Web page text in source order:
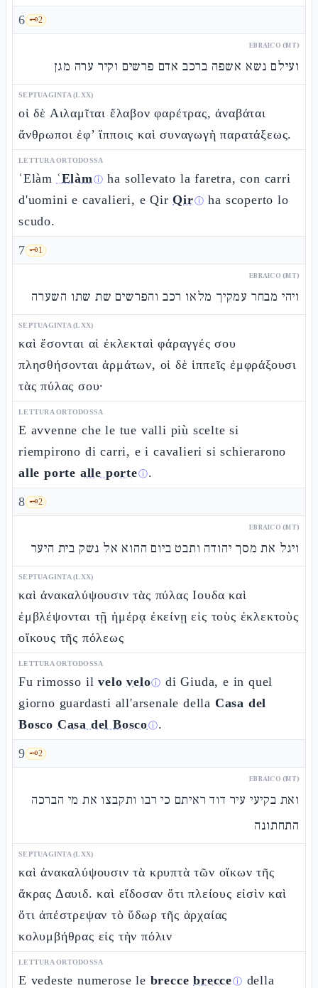
6 🗝️2
EBRAICO (MT)
ועילם נשא אשפה ברכב אדם פרשים וקיר ערה מגן
SEPTUAGINTA (LXX)
οἱ δὲ Αιλαμῖται ἔλαβον φαρέτρας, ἀναβάται
ἄνθρωποι ἐφ’ ἵπποις καὶ συναγωγὴ παρατάξεως.
LETTURA ORTODOSSA
ʿElàm ʿElàmⓘ ha sollevato la faretra, con carri
d'uomini e cavalieri, e Qir Qirⓘ ha scoperto lo
scudo.
7 🗝️1
EBRAICO (MT)
ויהי מבחר עמקיך מלאו רכב והפרשים שת שתו השערה
SEPTUAGINTA (LXX)
καὶ ἔσονται αἱ ἐκλεκταὶ φάραγγές σου
πλησθήσονται ἁρμάτων, οἱ δὲ ἱππεῖς ἐμφράξουσι
τὰς πύλας σου·
LETTURA ORTODOSSA
E avvenne che le tue valli più scelte si
riempirono di carri, e i cavalieri si schierarono
alle porte alle porteⓘ.
8 🗝️2
EBRAICO (MT)
ויגל את מסך יהודה ותבט ביום ההוא אל נשק בית היער
SEPTUAGINTA (LXX)
καὶ ἀνακαλύψουσιν τὰς πύλας Ιουδα καὶ
ἐμβλέψονται τῇ ἡμέρᾳ ἐκείνῃ εἰς τοὺς ἐκλεκτοὺς
οἴκους τῆς πόλεως
LETTURA ORTODOSSA
Fu rimosso ilvelo veloⓘ di Giuda, e in quel
giorno guardasti all'arsenale della Casa del
Bosco Casa del Boscoⓘ.
9 🗝️2
EBRAICO (MT)
ואת בקיעי עיר דוד ראיתם כי רבו ותקבצו את מי הברכה
התחתונה
SEPTUAGINTA (LXX)
καὶ ἀνακαλύψουσιν τὰ κρυπτὰ τῶν οἴκων τῆς
ἄκρας Δαυιδ. καὶ εἴδοσαν ὅτι πλείους εἰσὶν καὶ
ὅτι ἀπέστρεψαν τὸ ὕδωρ τῆς ἀρχαίας
κολυμβήθρας εἰς τὴν πόλιν
LETTURA ORTODOSSA
E vedeste numerose le brecce brecceⓘ della